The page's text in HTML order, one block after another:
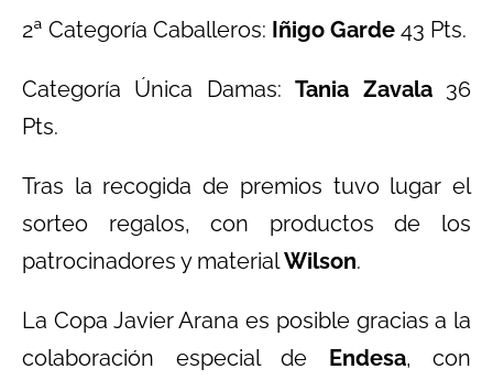
2ª Categoría Caballeros: Iñigo Garde 43 Pts.
Categoría Única Damas:Tania Zavala36
Pts.
Tras la recogida de premios tuvo lugar el
sorteo regalos, con productos de los
patrocinadores y materialWilson.
La Copa Javier Arana es posible gracias a la
colaboración especial de Endesa, con